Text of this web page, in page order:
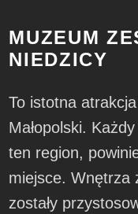
MUZEUM
NIEDZICY
To istotna
Małopolski.
ten region,
miejsce. Wnętrza
zostały